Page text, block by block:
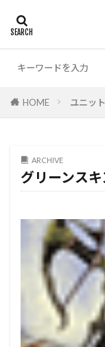
HOME ユニット
ARCHIVE
グリーンス
カテゴリー